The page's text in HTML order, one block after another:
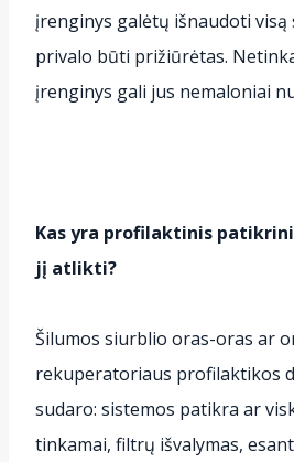
įrenginys galėtų išnaudoti visą
privalo būti prižiūrėtas.
įrenginys gali jus nemaloniai
Kas yra profilaktinis
jį atlikti?
Šilumos siurblio oras-oras ar
rekuperatoriaus profilaktikos
sudaro: sistemos patikra ar
tinkamai, filtrų išvalymas,